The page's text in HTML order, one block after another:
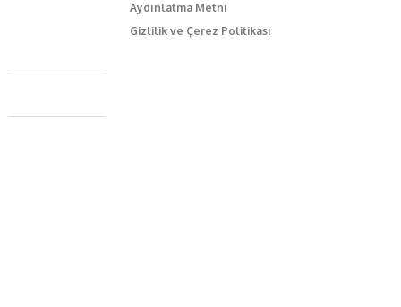
Aydınlatma Metni
Gizlilik ve Çerez Politikası
Caferağa Mah. Dr. Şakir Paşa Sok. No3/A Kadıköy İstanbul
+90 543 345 46 00